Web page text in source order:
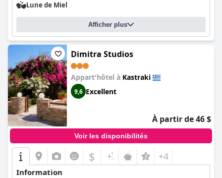
Lune de Miel
Afficher plus
Dimitra Studios
Appart'hôtel à Kastraki
9,6 Excellent
À partir de 46 $
Voir les disponibilités
$ +4
Information